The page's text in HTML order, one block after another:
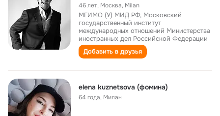
46 лет, Москва, Milan
МГИМО (У) МИД РФ, Московский
государственный институт
международных отношений Министерства
иностранных дел Российской Федерации
Добавить в друзья
elena kuznetsova (фомина)
64 года, Милан